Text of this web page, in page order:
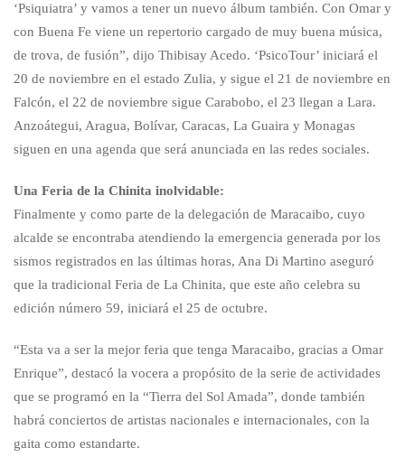
‘Psiquiatra’ y vamos a tener un nuevo álbum también. Con Omar y
con Buena Fe viene un repertorio cargado de muy buena música,
de trova, de fusión”, dijo Thibisay Acedo. ‘PsicoTour’ iniciará el
20 de noviembre en el estado Zulia, y sigue el 21 de noviembre en
Falcón, el 22 de noviembre sigue Carabobo, el 23 llegan a Lara.
Anzoátegui, Aragua, Bolívar, Caracas, La Guaira y Monagas
siguen en una agenda que será anunciada en las redes sociales.
Una Feria de la Chinita inolvidable:
Finalmente y como parte de la delegación de Maracaibo, cuyo
alcalde se encontraba atendiendo la emergencia generada por los
sismos registrados en las últimas horas, Ana Di Martino aseguró
que la tradicional Feria de La Chinita, que este año celebra su
edición número 59, iniciará el 25 de octubre.
“Esta va a ser la mejor feria que tenga Maracaibo, gracias a Omar
Enrique”, destacó la vocera a propósito de la serie de actividades
que se programó en la “Tierra del Sol Amada”, donde también
habrá conciertos de artistas nacionales e internacionales, con la
gaita como estandarte.